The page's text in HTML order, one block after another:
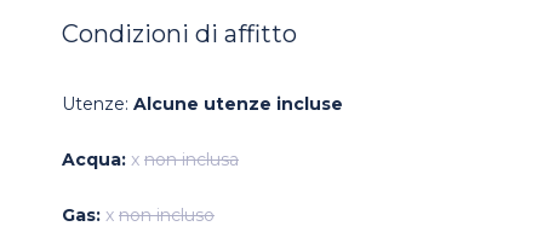
Condizioni di affitto
Utenze: Alcune utenze incluse
Acqua: x non inclusa
Gas: x non incluso